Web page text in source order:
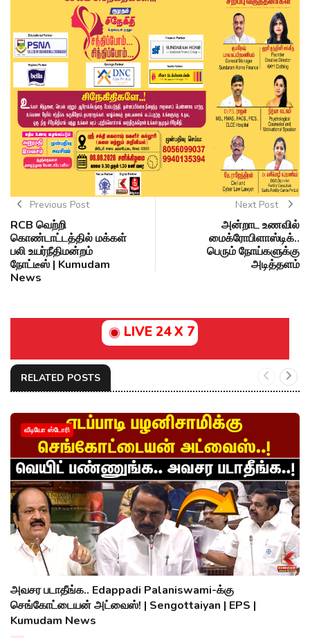
Previous Post
RCB வெற்றி
கொண்டாட்டத்தில் மக்கள்
பலி உயர்நீதிமன்றம்
நோட்டீஸ் | Kumudam
News
Next Post
அன்றாட உணவில்
மைக்ரோபிளாஸ்டிக்..
பெரும் நோய்களுக்கு
அடித்தளம்
LIVE 24 X 7
RELATED POSTS
வீடியோ ஸ்டோரி
அவசர படாதீங்க.. Edappadi Palaniswami-க்கு
செங்கோட்டையன் அட்வைஸ்! | Sengottaiyan | EPS |
Kumudam News